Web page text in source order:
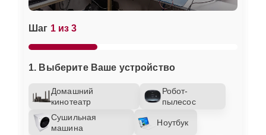
Шаг 1 из 3
1. Выберите Ваше устройство
Домашний
кинотеатр
Робот-
пылесос
Сушильная
машина
Ноутбук